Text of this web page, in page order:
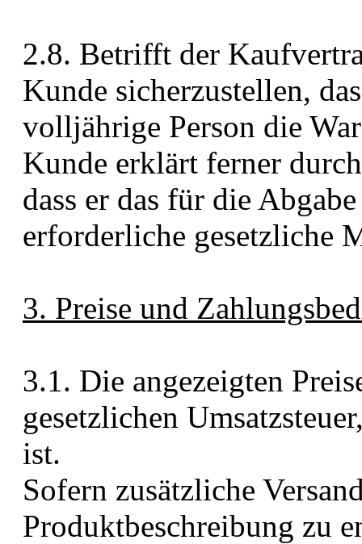
2.8. Betrifft der
Kunde sicherzustellen,
volljährige Person die
Kunde erklärt ferner
dass er das für die
erforderliche gesetzliche
3. Preise und
3.1. Die angezeigten
gesetzlichen
ist.
Sofern zusätzliche
Produktbeschreibung zu